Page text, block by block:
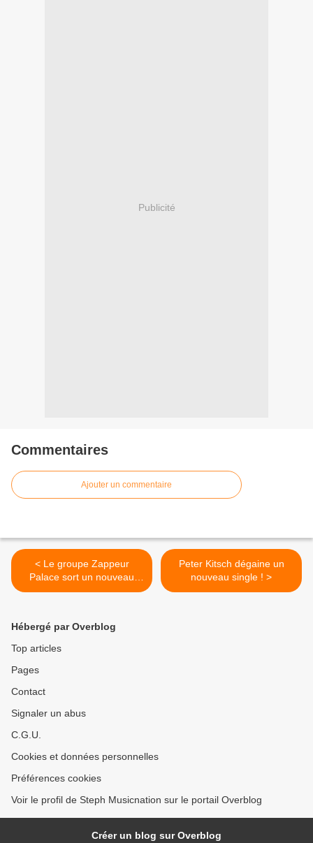
Publicité
Commentaires
Ajouter un commentaire
< Le groupe Zappeur
Palace sort un nouveau
single !
Peter Kitsch dégaine un
nouveau single ! >
Hébergé par Overblog
Top articles
Pages
Contact
Signaler un abus
C.G.U.
Cookies et données personnelles
Préférences cookies
Voir le profil de Steph Musicnation sur le portail Overblog
Créer un blog sur Overblog